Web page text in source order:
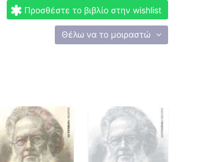
Προσθέστε το βιβλίο στην wishlist
Θέλω να το μοιραστώ